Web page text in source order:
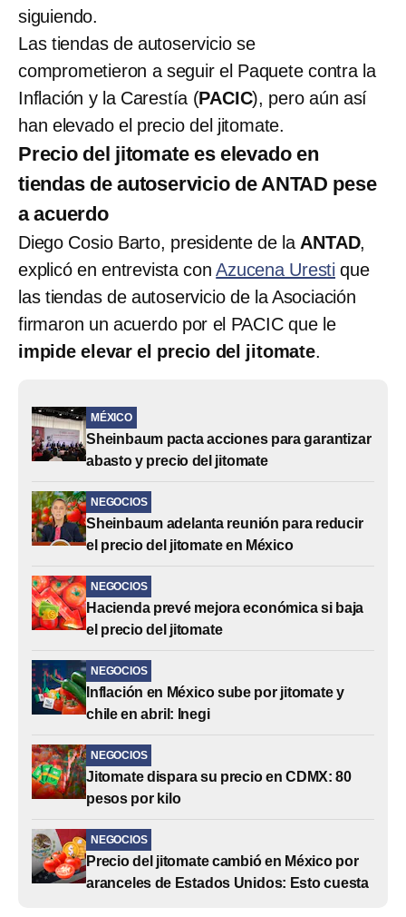
siguiendo.
Las tiendas de autoservicio se
comprometieron a seguir el Paquete contra la
Inflación y la Carestía (PACIC), pero aún así
han elevado el precio del jitomate.
Precio del jitomate es elevado en
tiendas de autoservicio de ANTAD pese
a acuerdo
Diego Cosio Barto, presidente de la ANTAD,
explicó en entrevista conAzucena Uresti que
las tiendas de autoservicio de la Asociación
firmaron un acuerdo por el PACIC que le
impide elevar el precio del jitomate.
MÉXICO
Sheinbaum pacta acciones para garantizar
abasto y precio del jitomate
NEGOCIOS
Sheinbaum adelanta reunión para reducir
el precio del jitomate en México
NEGOCIOS
Hacienda prevé mejora económica si baja
el precio del jitomate
NEGOCIOS
Inflación en México sube por jitomate y
chile en abril: Inegi
NEGOCIOS
Jitomate dispara su precio en CDMX: 80
pesos por kilo
NEGOCIOS
Precio del jitomate cambió en México por
aranceles de Estados Unidos: Esto cuesta